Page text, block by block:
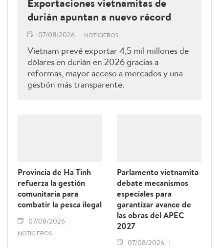
durián apuntan a nuevo récord
07/08/2026 NOTICIEROS
Vietnam prevé exportar 4,5 mil millones de
dólares en durián en 2026 gracias a
reformas, mayor acceso a mercados y una
gestión más transparente.
Provincia de Ha Tinh
refuerza la gestión
comunitaria para
combatir la pesca ilegal
07/08/2026
NOTICIEROS
Parlamento vietnamita
debate mecanismos
especiales para
garantizar avance de
las obras del APEC
2027
07/08/2026